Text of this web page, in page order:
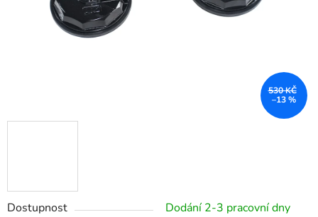
Dostupnost
Dodání 2-3 pracovní dny
530 KČ
–13 %